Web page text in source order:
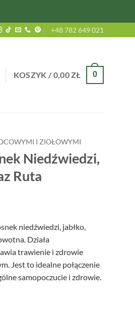
+48 782 649 021
KOSZYK /0,00ZŁ 0
I ZIOŁOWYMI
Niedźwiedzi,
Ruta
niedźwiedzi, jabłko,
Działa
trawienie i zdrowie
Jest to idealne połączenie
samopoczucie i zdrowie.